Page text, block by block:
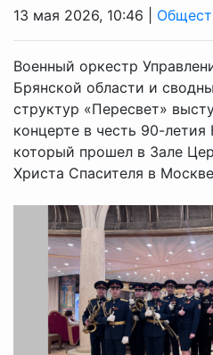
13 мая 2026, 10:46 |
Военный оркестр
Брянской области и
структур «Пересвет»
концерте в честь 90-летия
который прошел в Зале
Христа Спасителя в